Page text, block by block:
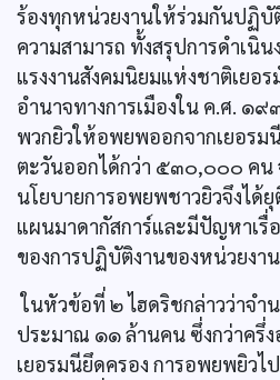
ร้องทุกหน่วยงานให้ร่วมกันปฏิบั
ความสามารถ ทั้งสรุปการดำเนิ
แรงงานสังคมนิยมแห่งชาติเยอ
อำนาจทางการเมืองใน ค.ศ. ๑
พวกยิวให้อพยพออกจากเยอรม
ตะวันออกได้กว่า ๕๓๐,๐๐๐ คน
นโยบายการอพยพชาวยิวจึงได้ยุ
แผนมาดากัสการ์และมีปัญหาเรื่
ของการปฏิบัติงานของหน่วยงา
ในหัวข้อที่ ๒ ไฮดริชกล่าวว่าจำ
ประมาณ ๑๑ ล้านคน ซึ่งกว่าครึ่
เยอรมนียึดครอง การอพยพยิวไ